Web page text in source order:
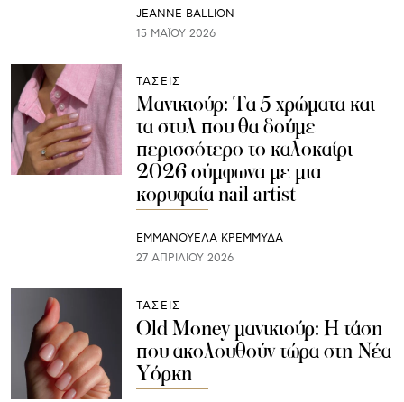
JEANNE BALLION
15 ΜΑΪ́ΟΥ 2026
ΤΑΣΕΙΣ
Μανικιούρ: Τα 5 χρώματα και
τα στυλ που θα δούμε
περισσότερο το καλοκαίρι
2026 σύμφωνα με μια
κορυφαία nail artist
ΕΜΜΑΝΟΥΕΛΑ ΚΡΕΜΜΥΔΑ
27 ΑΠΡΙΛΊΟΥ 2026
ΤΑΣΕΙΣ
Old Money μανικιούρ: Η τάση
που ακολουθούν τώρα στη Νέα
Υόρκη